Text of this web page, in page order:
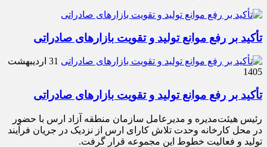
تأکید بر رفع موانع تولید و تقویت بازارهای صادراتی
31 اردیبهشت
1405
تأکید بر رفع موانع تولید و تقویت بازارهای صادراتی
رئیس هیئت‌مدیره و مدیرعامل سازمان منطقه آزاد ارس با حضور
در محل کارخانه وحدت تلاش کارای ارس از نزدیک در جریان فرآیند
تولید و فعالیت خطوط این مجموعه قرار گرفت.